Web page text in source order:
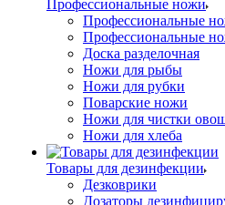
Профессиональные ножи
Профессиональные
Профессиональные
Доска разделочная
Ножи для рыбы
Ножи для рубки
Поварские ножи
Ножи для чистки
Ножи для хлеба
Товары для дезинфекции
Дезковрики
Дозаторы